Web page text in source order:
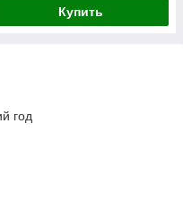
Купить
год